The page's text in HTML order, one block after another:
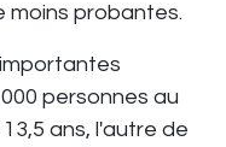
moins probantes.
personnes au
ans, l'autre de